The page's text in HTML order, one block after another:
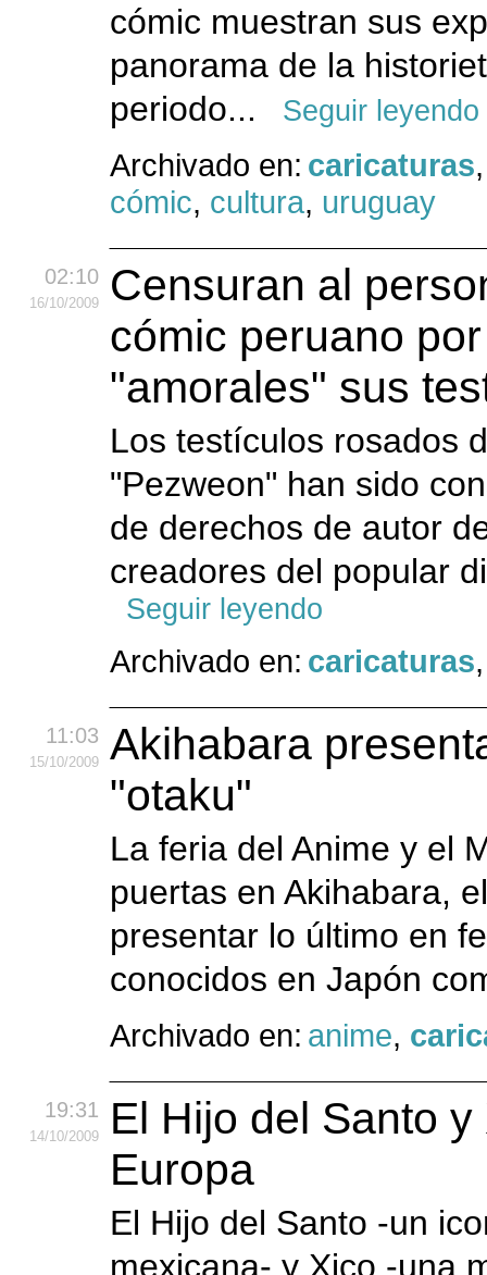
cómic muestran sus
panorama de la
periodo...
Seguir leyendo
Archivado en: caricaturas,
cómic, cultura, uruguay
02:10
16/10/2009
Censuran al
cómic peruano
"amorales" sus
Los testículos rosados
"Pezweon" han sido
de derechos de autor
creadores del popular
Seguir leyendo
Archivado en: caricaturas
11:03
15/10/2009
Akihabara
"otaku"
La feria del Anime y el
puertas en Akihabara,
presentar lo último en
conocidos en Japón
Archivado en: anime,
19:31
14/10/2009
El Hijo del Santo
Europa
El Hijo del Santo -un
mexicana- y Xico -una